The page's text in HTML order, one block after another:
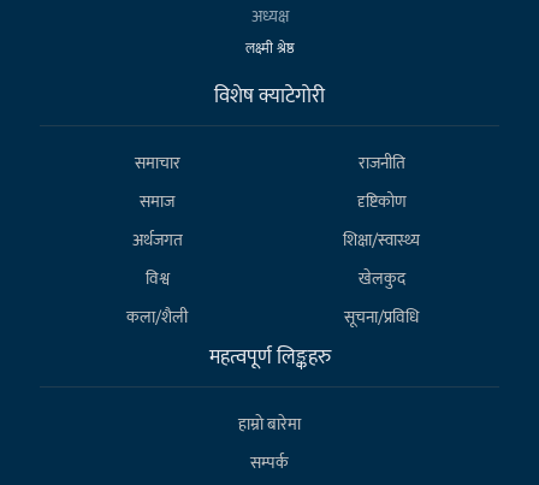
अध्यक्ष
लक्ष्मी श्रेष्ठ
विशेष क्याटेगाेरी
समाचार
राजनीति
समाज
दृष्टिकोण
अर्थजगत
शिक्षा/स्वास्थ्य
विश्व
खेलकुद
कला/शैली
सूचना/प्रविधि
महत्वपूर्ण लिङ्कहरु
हाम्राे बारेमा
सम्पर्क